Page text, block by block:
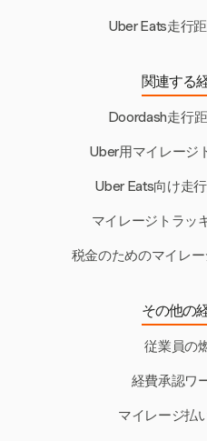
Uber Eats走行
関連する
Doordash走行
Uber用マイレージ
Uber Eats向け走
マイレージトラッ
税金のためのマイレ
その他の
従業員の
経費承認ワ
マイレージ払